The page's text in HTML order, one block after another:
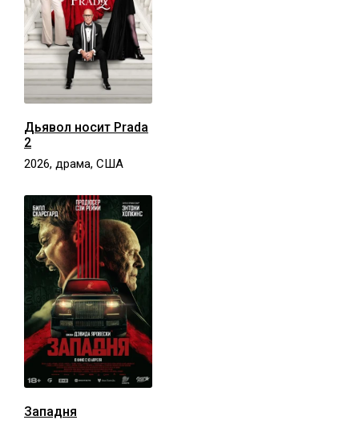
Дьявол носит Prada
2
2026, драма, США
Западня